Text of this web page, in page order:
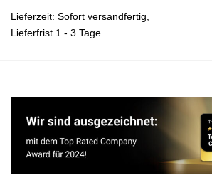
Lieferzeit: Sofort versandfertig,
Lieferfrist 1 - 3 Tage